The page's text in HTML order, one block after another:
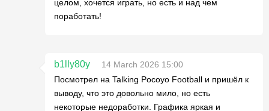
целом, хочется играть, но есть и над чем
поработать!
b1lly80y
14 March 2026 15:00
Посмотрел на Talking Pocoyo Football и пришёл к
выводу, что это довольно мило, но есть
некоторые недоработки. Графика яркая и